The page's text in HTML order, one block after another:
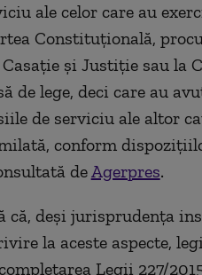
ale celor care au
Constituţională,
şi Justiţie sau la
de lege, deci care au
de serviciu ale altor
conform
deAgerpres.
că, deşi jurisprudenţa
la aceste aspecte,
Legii 227/